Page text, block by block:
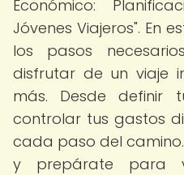
Económico:
Jóvenes Viajeros". En
los pasos
disfrutar de un viaje
más. Desde definir
controlar tus gastos
cada paso del camino.
y prepárate para